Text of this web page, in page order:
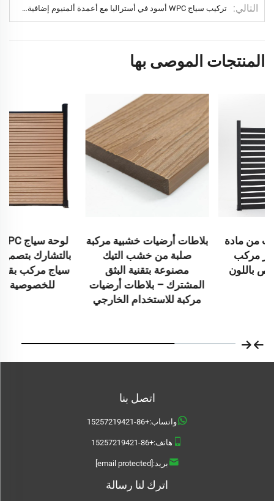
التالي تركيب سياج WPC أسود في أستراليا مع أعمدة ألمنيوم إضافية السماكة
المنتجات الموصى بها
بلاطات أرضيات خشبية مركبة
صلبة من خشب التيك
مصنوعة بتقنية البثق
المشترك – بلاطات أرضيات
مركبة للاستخدام الخارجي
لوحة سياج WPC مصنوعة
بالتشارك بتصميم القيقب –
سياج مركب بقضبان رفيعة
للخصوصية المنزلية
اتصل بنا
واتساب:+86-15257219421
هاتف:+86-15257219421
بريد:
اترك لنا رسالة